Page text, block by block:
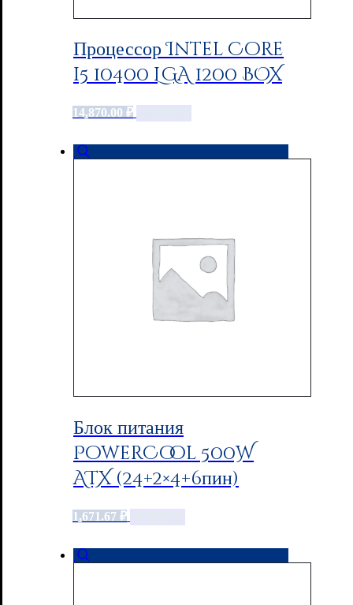
Процессор Intel Core
i5 10400 LGA 1200 BOX
14,870.00 ₽
Блок питания
PowerCool 500W
ATX (24+2×4+6пин)
1,671.67 ₽